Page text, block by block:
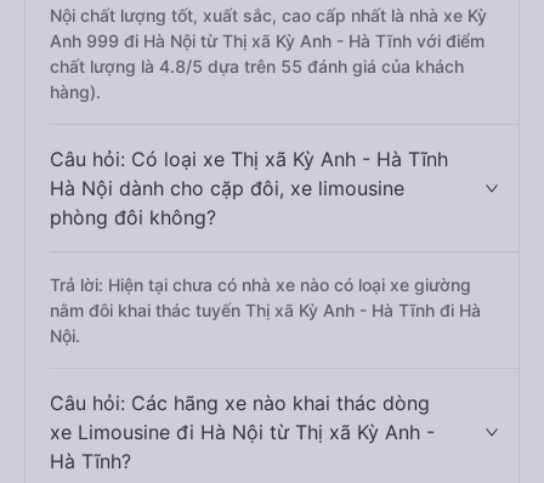
Nội chất lượng tốt, xuất sắc, cao cấp nhất là nhà xe Kỳ
Anh 999 đi Hà Nội từ Thị xã Kỳ Anh - Hà Tĩnh với điểm
chất lượng là 4.8/5 dựa trên 55 đánh giá của khách
hàng).
Câu hỏi: Có loại xe Thị xã Kỳ Anh - Hà Tĩnh
Hà Nội dành cho cặp đôi, xe limousine
phòng đôi không?
Trả lời: Hiện tại chưa có nhà xe nào có loại xe giường
nằm đôi khai thác tuyến Thị xã Kỳ Anh - Hà Tĩnh đi Hà
Nội.
Câu hỏi: Các hãng xe nào khai thác dòng
xe Limousine đi Hà Nội từ Thị xã Kỳ Anh -
Hà Tĩnh?